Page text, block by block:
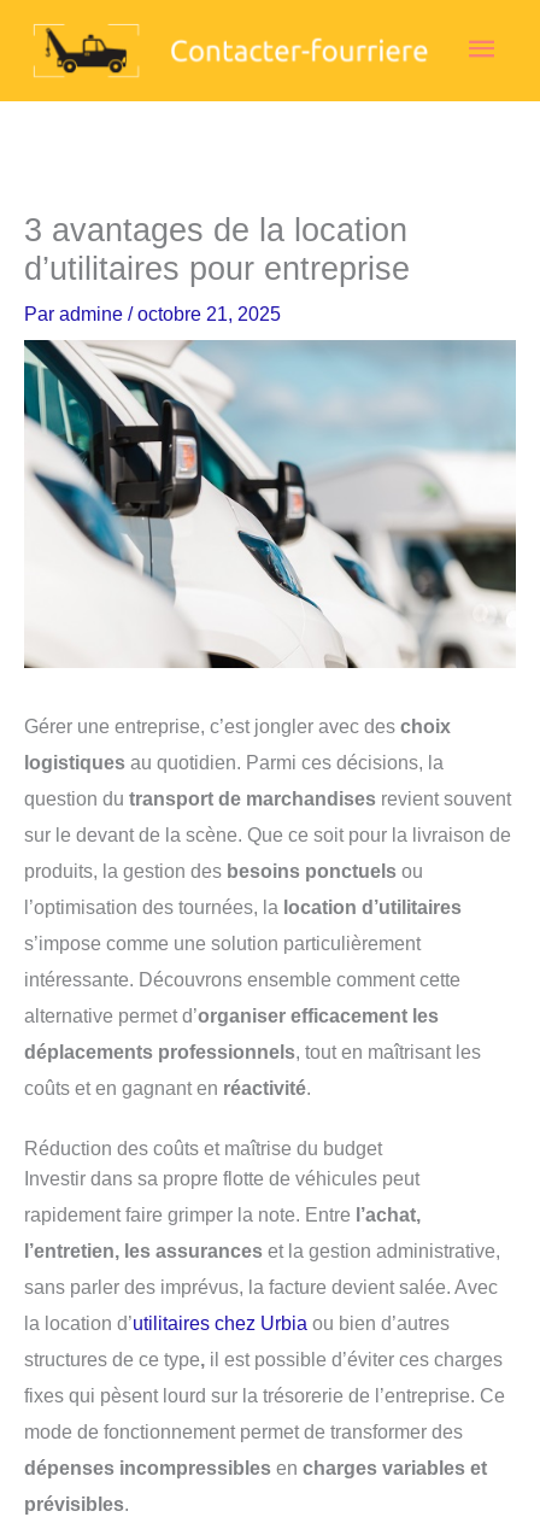
3 avantages de la location
d’utilitaires pour entreprise
Par admine /octobre 21, 2025
Gérer une entreprise, c’est jongler avec des choix
logistiques au quotidien. Parmi ces décisions, la
question du transport de marchandises revient souvent
sur le devant de la scène. Que ce soit pour la livraison de
produits, la gestion des besoins ponctuels ou
l’optimisation des tournées, la location d’utilitaires
s’impose comme une solution particulièrement
intéressante. Découvrons ensemble comment cette
alternative permet d’organiser efficacement les
déplacements professionnels, tout en maîtrisant les
coûts et en gagnant en réactivité.
Réduction des coûts et maîtrise du budget
Investir dans sa propre flotte de véhicules peut
rapidement faire grimper la note. Entre l’achat,
l’entretien, les assurances et la gestion administrative,
sans parler des imprévus, la facture devient salée. Avec
la location d’utilitaires chez Urbia ou bien d’autres
structures de ce type, il est possible d’éviter ces charges
fixes qui pèsent lourd sur la trésorerie de l’entreprise. Ce
mode de fonctionnement permet de transformer des
dépenses incompressibles en charges variables et
prévisibles.